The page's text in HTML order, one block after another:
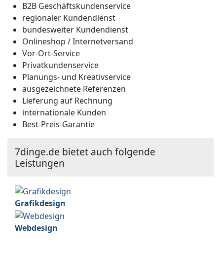
B2B Geschäftskundenservice
regionaler Kundendienst
bundesweiter Kundendienst
Onlineshop / Internetversand
Vor-Ort-Service
Privatkundenservice
Planungs- und Kreativservice
ausgezeichnete Referenzen
Lieferung auf Rechnung
internationale Kunden
Best-Preis-Garantie
7dinge.de bietet auch folgende
Leistungen
Grafikdesign
Webdesign